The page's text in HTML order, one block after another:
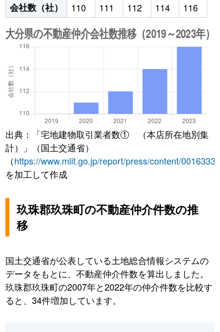
会社数（社）
110 111 112 114 116
出典：「宅地建物取引業者数① （本店所在地別集
計）」（国土交通省）
（https://www.mlit.go.jp/report/press/content/
を加工して作成
玖珠郡玖珠町の不動産仲介件数の推
移
国土交通省が公表している土地総合情報システムの
データをもとに、不動産仲介件数を算出しました。
玖珠郡玖珠町の2007年と2022年の仲介件数を比較す
ると、34件増加しています。